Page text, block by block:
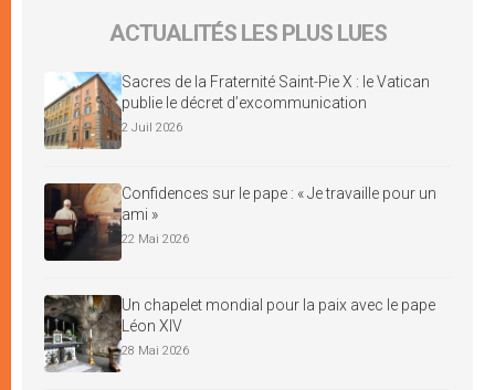
ACTUALITÉS LES PLUS LUES
Sacres de la Fraternité Saint-Pie X : le Vatican
publie le décret d’excommunication
2 Juil 2026
Confidences sur le pape : « Je travaille pour un
ami »
22 Mai 2026
Un chapelet mondial pour la paix avec le pape
Léon XIV
28 Mai 2026